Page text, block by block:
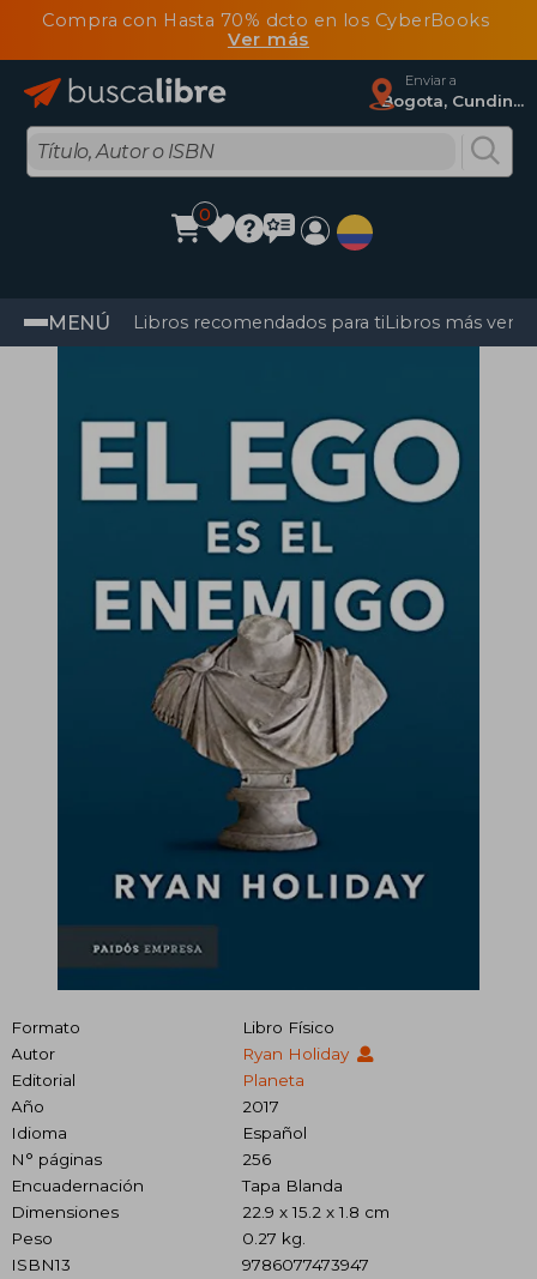
Compra con Hasta 70% dcto en los CyberBooks
Ver más
Enviar a
Bogota, Cundinamarca
0
MENÚ Libros recomendados para tiLibros más
Formato
Libro Físico
Autor
Ryan Holiday
Editorial
Planeta
Año
2017
Idioma
Español
N° páginas
256
Encuadernación
Tapa Blanda
Dimensiones
22.9 x 15.2 x 1.8 cm
Peso
0.27 kg.
ISBN13
9786077473947